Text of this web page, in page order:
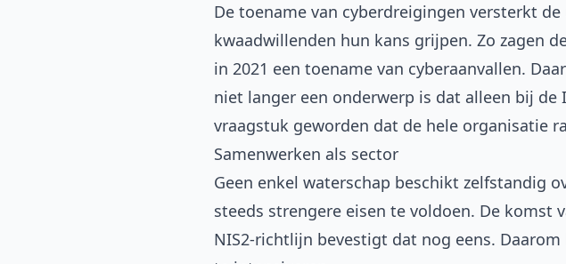
De toename van cyberdreigingen versterkt
kwaadwillenden hun kans grijpen. Zo zagen
in 2021 een toename van cyberaanvallen.
niet langer een onderwerp is dat alleen bij
vraagstuk geworden dat de hele organisatie
Samenwerken als sector
Geen enkel waterschap beschikt zelfstandig
steeds strengere eisen te voldoen. De komst
NIS2-richtlijn bevestigt dat nog eens.